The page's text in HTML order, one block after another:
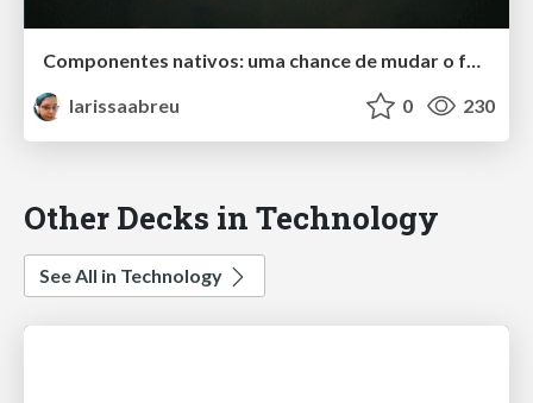
Componentes nativos: uma chance de mudar o futuro!
larissaabreu
0 230
Other Decks in Technology
See All in Technology